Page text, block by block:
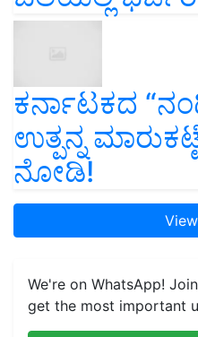
ಕರ್ನಾಟಕದ
ಉತ್ಪನ್ನ
ನೋಡಿ!
We're on WhatsApp!
get the most important